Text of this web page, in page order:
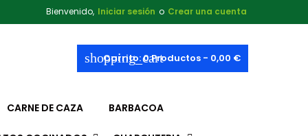
Bienvenido, Iniciar sesión o Crear una cuenta
shopping_cart
Carrito:0Productos - 0,00 €
CARNE DE CAZA BARBACOA